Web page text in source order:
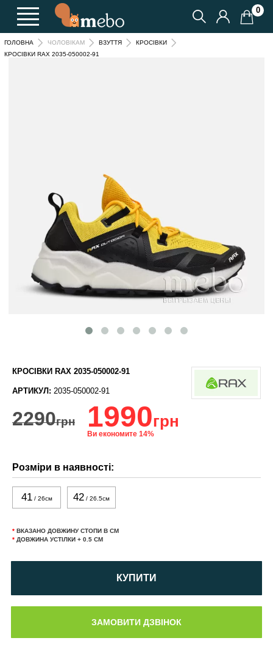
0
ГОЛОВНА ЧОЛОВІКАМ ВЗУТТЯ
КРОСІВКИ
КРОСІВКИ RAX 2035-050002-91
КРОСІВКИ RAX 2035-050002-91
АРТИКУЛ: 2035-050002-91
2290грн 1990грн
Ви економите 14%
Розміри в наявності:
41/ 26см 42 / 26.5см
* ВКАЗАНО ДОВЖИНУ СТОПИ В СМ
* ДОВЖИНА УСТІЛКИ + 0.5 СМ
КУПИТИ